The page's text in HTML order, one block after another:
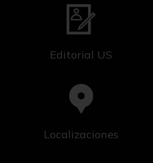
Editorial US
Localizaciones